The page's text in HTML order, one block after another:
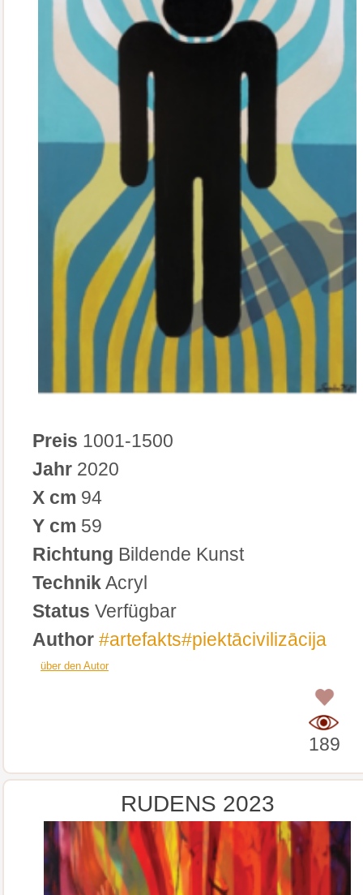
Preis 1001-1500
Jahr 2020
X cm 94
Y cm 59
Richtung Bildende Kunst
TechnikAcryl
Status Verfügbar
Author #artefakts#piektācivilizācija
über den Autor
189
RUDENS 2023